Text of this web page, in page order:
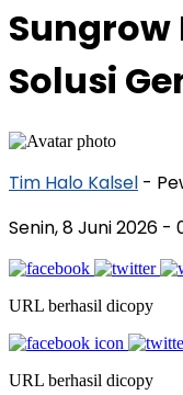
Sungrow
Solusi
Tim Halo Kalsel -
Senin, 8 Juni 2026 -
URL berhasil dicopy
URL berhasil dicopy